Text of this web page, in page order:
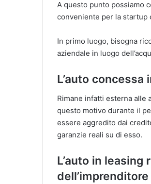
A questo punto possiamo
conveniente per la startup
In primo luogo, bisogna
aziendale in luogo
L’auto
Rimane infatti esterna alle
questo motivo durante il
essere aggredito dai
garanzie reali su di esso.
L’auto in
dell’imprenditore